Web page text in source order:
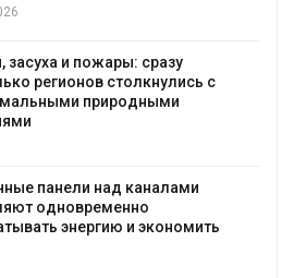
засуха и пожары: сразу
регионов столкнулись с
природными
панели над каналами
одновременно
энергию и экономить